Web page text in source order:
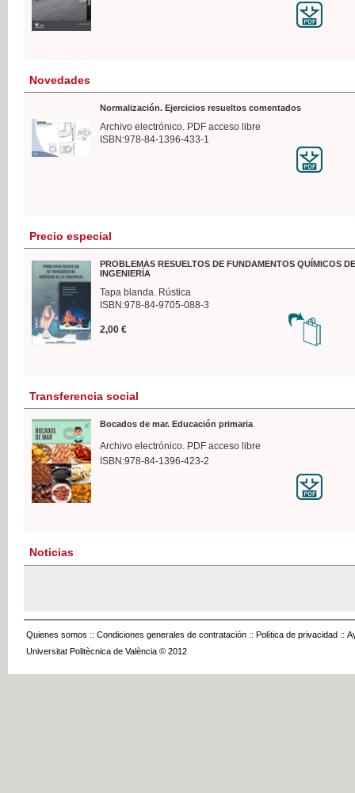
Novedades
Normalización. Ejercicios resueltos comentados
Archivo electrónico. PDF acceso libre
ISBN:978-84-1396-433-1
Precio especial
PROBLEMAS RESUELTOS DE FUNDAMENTOS QUÍMICOS
INGENIERÍA
Tapa blanda. Rústica
ISBN:978-84-9705-088-3
2,00 €
Transferencia social
Bocados de mar. Educación primaria
Archivo electrónico. PDF acceso libre
ISBN:978-84-1396-423-2
Noticias
Quienes somos :: Condiciones generales de contratación :: Política de privacidad ::
Universitat Politècnica de València © 2012